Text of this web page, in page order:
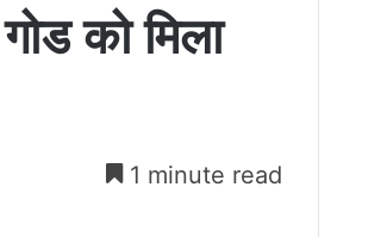
को मिला
1 minute read